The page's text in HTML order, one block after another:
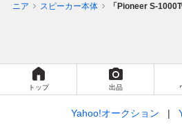
オニア スピーカー本体 「Pioneer S-
トップ 出品
Yahoo!オークション